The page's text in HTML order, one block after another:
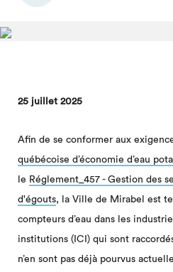
25 juillet 2025
Afin de se conformer aux
québécoise d’économie d’eau
le Réglement_457 - Gestion des
d'égouts, la Ville de Mirabel est
compteurs d’eau dans les
institutions (ICI) qui sont
n’en sont pas déjà pourvus